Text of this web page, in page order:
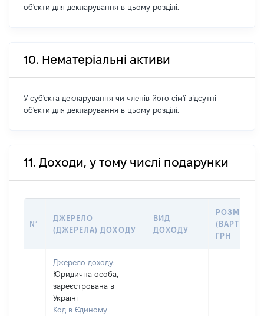
об'єкти для декларування в цьому розділі.
10. Нематеріальні активи
У суб'єкта декларування чи членів його сім'ї відсутні
об'єкти для декларування в цьому розділі.
11. Доходи, у тому числі подарунки
№
ДЖЕРЕЛО
(ДЖЕРЕЛА) ДОХОДУ
ВИД
ДОХОДУ
РОЗМІР
(ВАРТІСТЬ),
ГРН
Джерело доходу:
Юридична особа,
зареєстрована в
Україні
Код в Єдиному